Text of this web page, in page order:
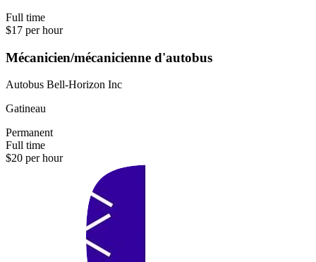
Full time
$17 per hour
Mécanicien/mécanicienne d'autobus
Autobus Bell-Horizon Inc
Gatineau
Permanent
Full time
$20 per hour